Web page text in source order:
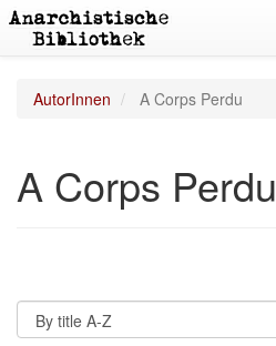
AutorInnen A Corps Perdu
A Corps Perdu